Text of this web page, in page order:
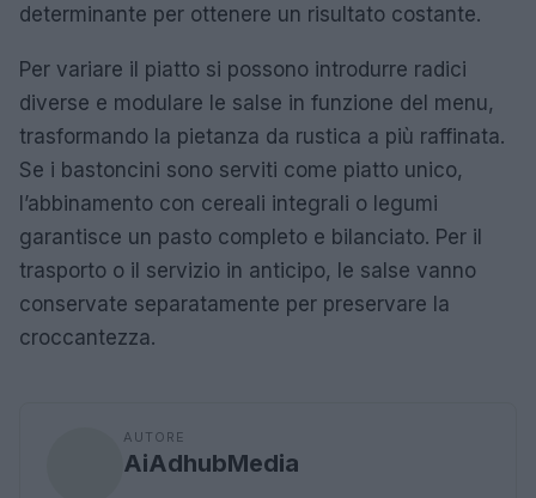
determinante per ottenere un risultato costante.
Per variare il piatto si possono introdurre radici
diverse e modulare le salse in funzione del menu,
trasformando la pietanza da rustica a più raffinata.
Se i bastoncini sono serviti come piatto unico,
l’abbinamento con cereali integrali o legumi
garantisce un pasto completo e bilanciato. Per il
trasporto o il servizio in anticipo, le salse vanno
conservate separatamente per preservare la
croccantezza.
AUTORE
AiAdhubMedia